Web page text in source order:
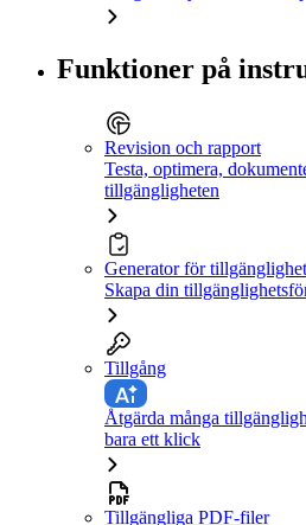
Funktioner på
Revision och rapport
Testa, optimera,
tillgängligheten
Generator för
Skapa din
Tillgång
Åtgärda många
bara ett klick
Tillgängliga PDF-filer